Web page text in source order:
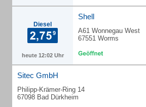
Diesel
heute 12:02 Uhr
Shell
A61 Wonnegau West
67551 Worms
Sitec GmbH
Philipp-Krämer-Ring 14
67098 Bad Dürkheim